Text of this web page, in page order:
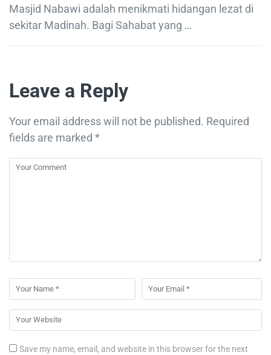
Masjid Nabawi adalah menikmati hidangan lezat di
sekitar Madinah. Bagi Sahabat yang …
Leave a Reply
Your email address will not be published. Required
fields are marked *
Save my name, email, and website in this browser for the next